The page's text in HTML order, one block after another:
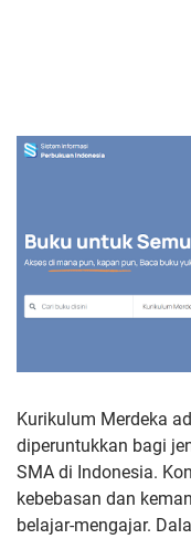
Kurikulum Merdeka
diperuntukkan bagi
SMA di Indonesia.
kebebasan dan
belajar-mengajar.